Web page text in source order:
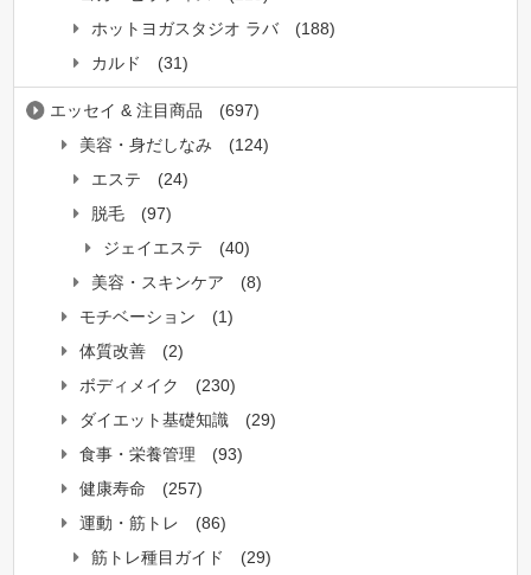
ホットヨガスタジオ ラバ
(188)
カルド
(31)
エッセイ & 注目商品
(697)
美容・身だしなみ
(124)
エステ
(24)
脱毛
(97)
ジェイエステ
(40)
美容・スキンケア
(8)
モチベーション
(1)
体質改善
(2)
ボディメイク
(230)
ダイエット基礎知識
(29)
食事・栄養管理
(93)
健康寿命
(257)
運動・筋トレ
(86)
筋トレ種目ガイド
(29)